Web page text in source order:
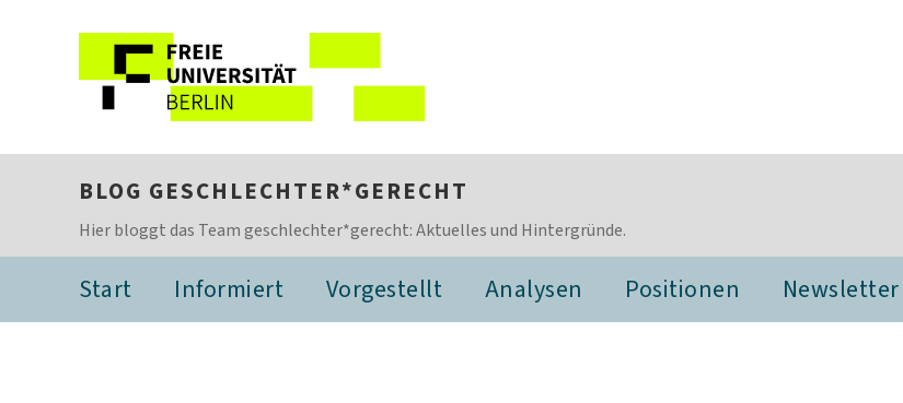
BLOG GESCHLECHTER*GERECHT
Hier bloggt das Team geschlechter*gerecht: Aktuelles und Hintergründe.
Start Informiert Vorgestellt Analysen Positionen Newsletter